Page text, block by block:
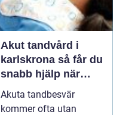
Akut tandvård i
karlskrona så får du
snabb hjälp när
tanden krisar
Akuta tandbesvär
kommer ofta utan